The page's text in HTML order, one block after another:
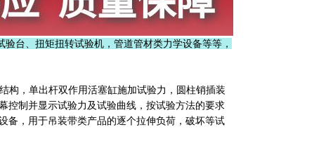
台、扭矩扭转试验机，管道管材类力学设备等等，
构，单出杆双作用活塞缸施加试验力，圆柱销插装
控制并显示试验力及试验曲线，按试验方法的要求
备，用于吊装带类产品的逐个拉伸负荷，破坏等试